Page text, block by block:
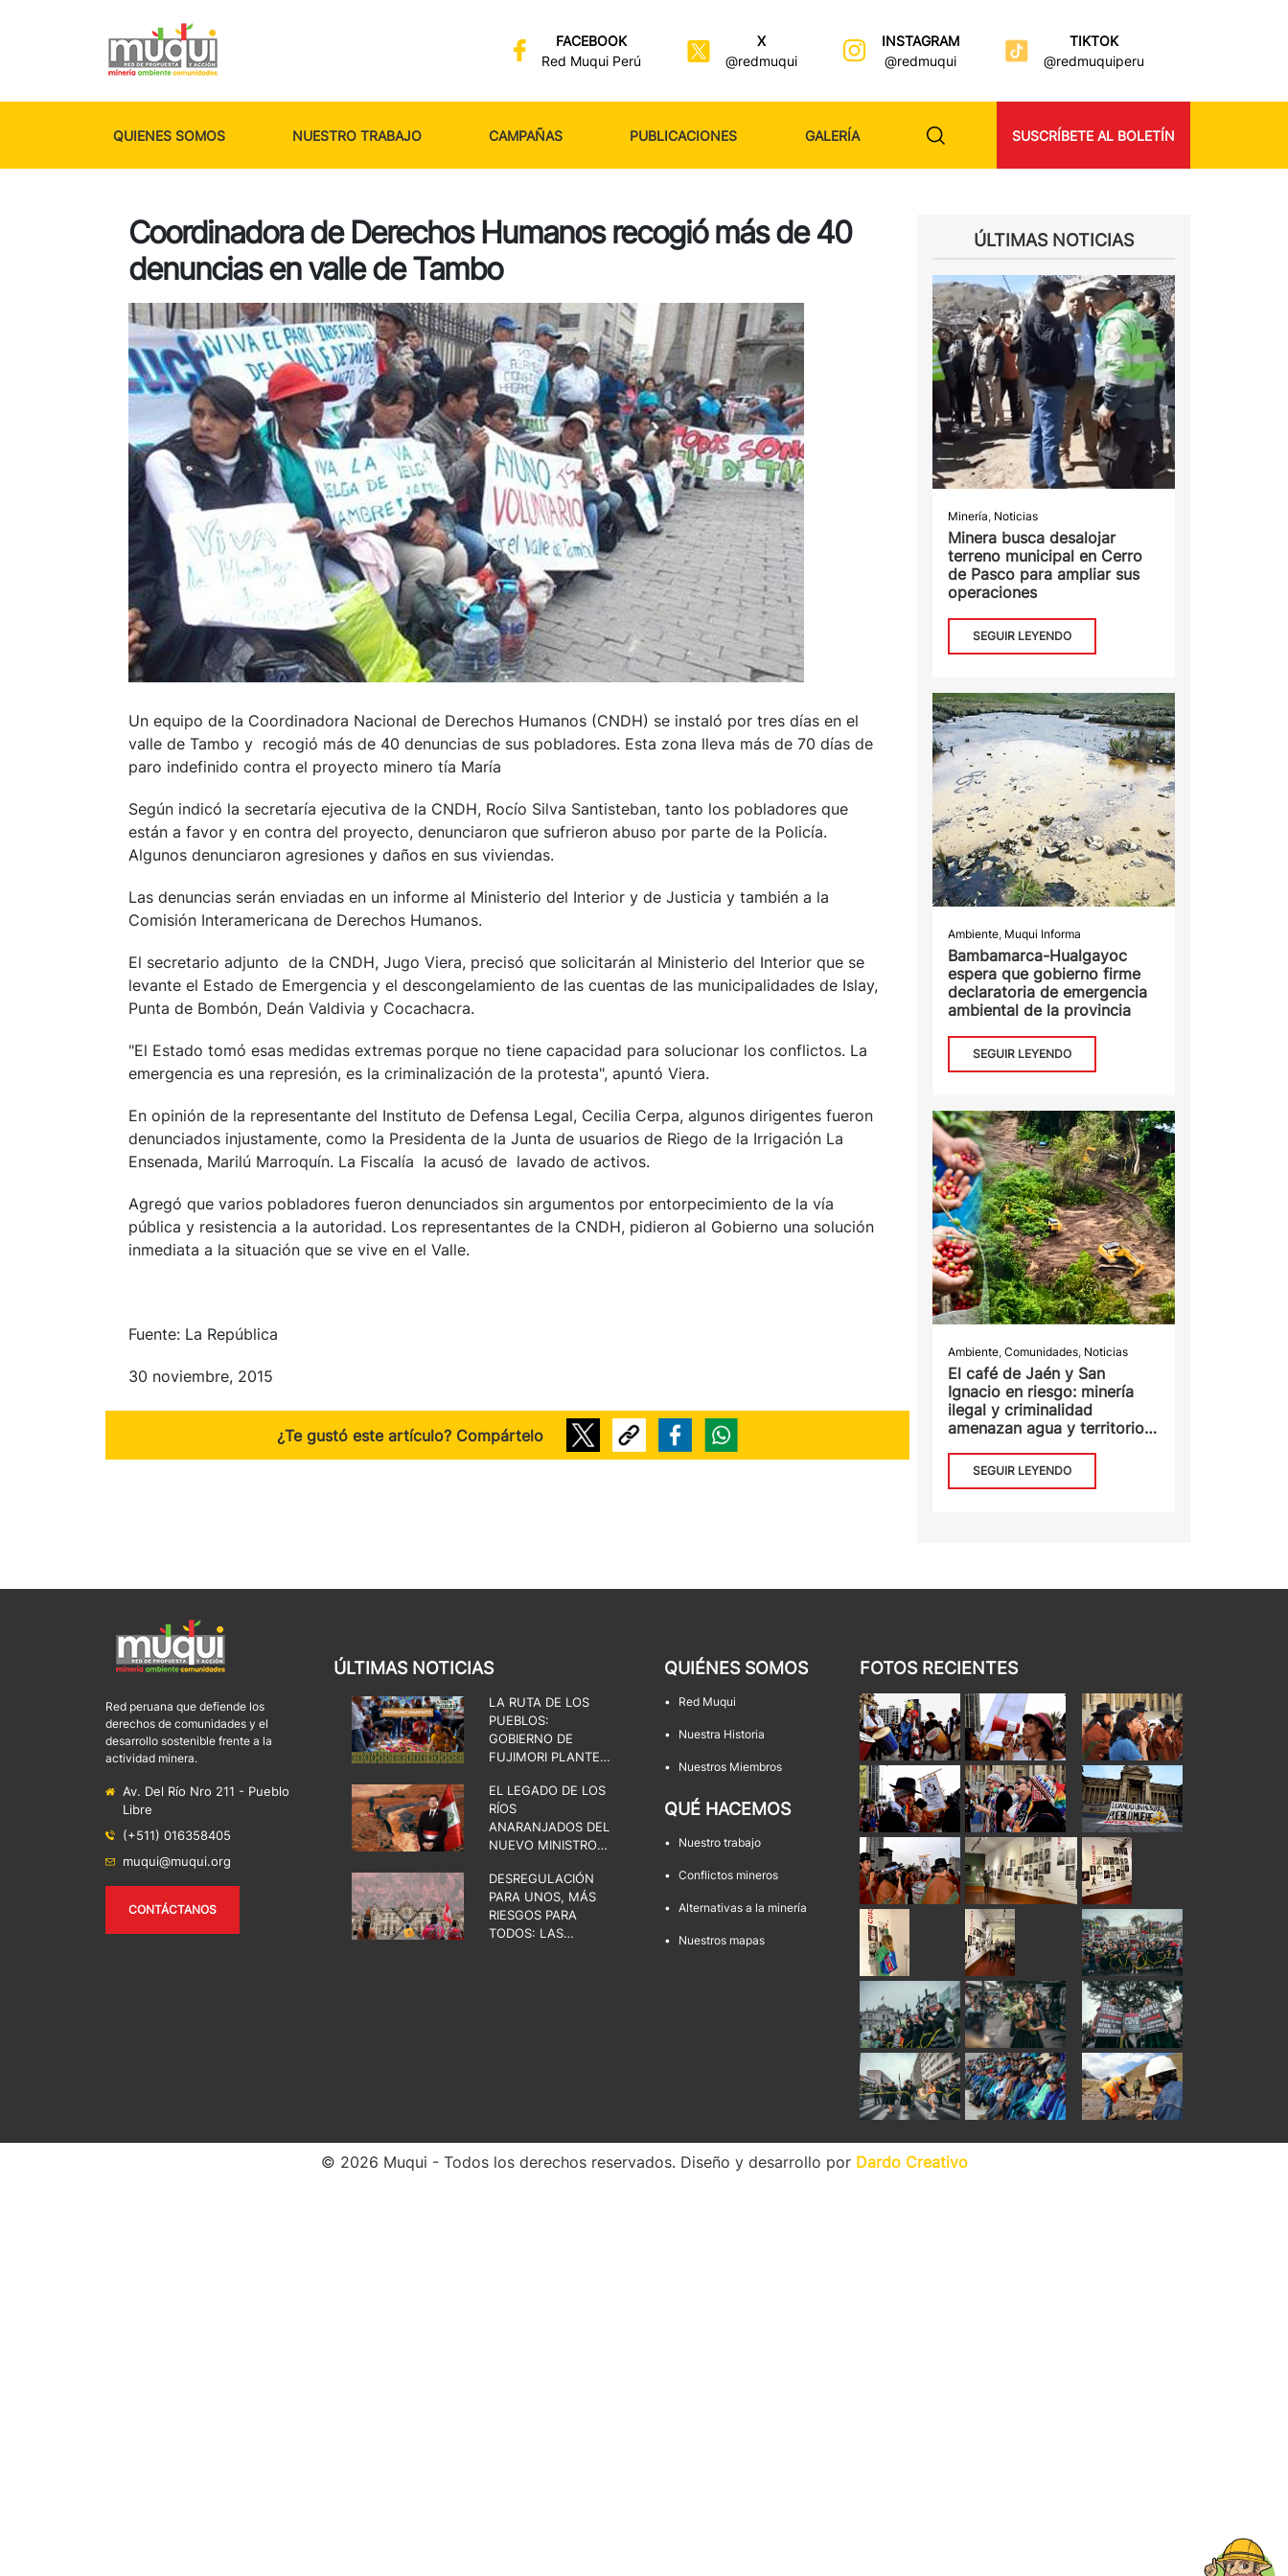
FACEBOOK
Red Muqui Perú
X
@redmuqui
INSTAGRAM
@redmuqui
TIKTOK
@redmuquiperu
QUIENES SOMOS NUESTRO TRABAJO CAMPAÑAS PUBLICACIONES GALERÍA SUSCRÍBETE AL BOLETÍN
Coordinadora de Derechos Humanos recogió más de 40
denuncias en valle de Tambo
Un equipo de la Coordinadora Nacional de Derechos Humanos (CNDH) se instaló por tres días en el
valle de Tambo y recogió más de 40 denuncias de sus pobladores. Esta zona lleva más de 70 días de
paro indefinido contra el proyecto minero tía María
Según indicó la secretaría ejecutiva de la CNDH, Rocío Silva Santisteban, tanto los pobladores que
están a favor y en contra del proyecto, denunciaron que sufrieron abuso por parte de la Policía.
Algunos denunciaron agresiones y daños en sus viviendas.
Las denuncias serán enviadas en un informe al Ministerio del Interior y de Justicia y también a la
Comisión Interamericana de Derechos Humanos.
El secretario adjunto de la CNDH, Jugo Viera, precisó que solicitarán al Ministerio del Interior que se
levante el Estado de Emergencia y el descongelamiento de las cuentas de las municipalidades de Islay,
Punta de Bombón, Deán Valdivia y Cocachacra.
"El Estado tomó esas medidas extremas porque no tiene capacidad para solucionar los conflictos. La
emergencia es una represión, es la criminalización de la protesta", apuntó Viera.
En opinión de la representante del Instituto de Defensa Legal, Cecilia Cerpa, algunos dirigentes fueron
denunciados injustamente, como la Presidenta de la Junta de usuarios de Riego de la Irrigación La
Ensenada, Marilú Marroquín. La Fiscalía la acusó de lavado de activos.
Agregó que varios pobladores fueron denunciados sin argumentos por entorpecimiento de la vía
pública y resistencia a la autoridad. Los representantes de la CNDH, pidieron al Gobierno una solución
inmediata a la situación que se vive en el Valle.
Fuente: La República
30 noviembre, 2015
¿Te gustó este artículo? Compártelo
ÚLTIMAS NOTICIAS
Minería, Noticias
Minera busca desalojar
terreno municipal en Cerro
de Pasco para ampliar sus
operaciones
SEGUIR LEYENDO
Ambiente, Muqui Informa
Bambamarca-Hualgayoc
espera que gobierno firme
declaratoria de emergencia
ambiental de la provincia
SEGUIR LEYENDO
Ambiente, Comunidades, Noticias
El café de Jaén y San
Ignacio en riesgo: minería
ilegal y criminalidad
amenazan agua y territorios
SEGUIR LEYENDO
Red peruana que defiende los
derechos de comunidades y el
desarrollo sostenible frente a la
actividad minera.
Av. Del Río Nro 211 - Pueblo
Libre
(+511) 016358405
muqui@muqui.org
CONTÁCTANOS
ÚLTIMAS NOTICIAS
LA RUTA DE LOS
PUEBLOS:
GOBIERNO DE
FUJIMORI PLANTEA
EL ESTADO, LA
DEMOCRACIA Y LOS
TERRITORIOS
EL LEGADO DE LOS
RÍOS
ANARANJADOS DEL
NUEVO MINISTRO
MINAS
DESREGULACIÓN
PARA UNOS, MÁS
RIESGOS PARA
TODOS: LAS
QUIÉNES SOMOS
• Red Muqui
• Nuestra Historia
• Nuestros Miembros
QUÉ HACEMOS
• Nuestro trabajo
• Conflictos mineros
• Alternativas a la minería
• Nuestros mapas
FOTOS RECIENTES
© 2026 Muqui - Todos los derechos reservados. Diseño y desarrollo por Dardo Creativo